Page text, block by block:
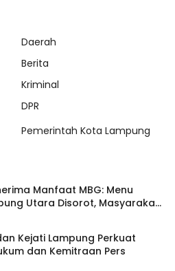
Daerah
Berita
Kriminal
DPR
Pemerintah Kota Lampung
Manfaat MBG: Menu
Utara Disorot, Masyarakat
Kejati Lampung Perkuat
dan Kemitraan Pers